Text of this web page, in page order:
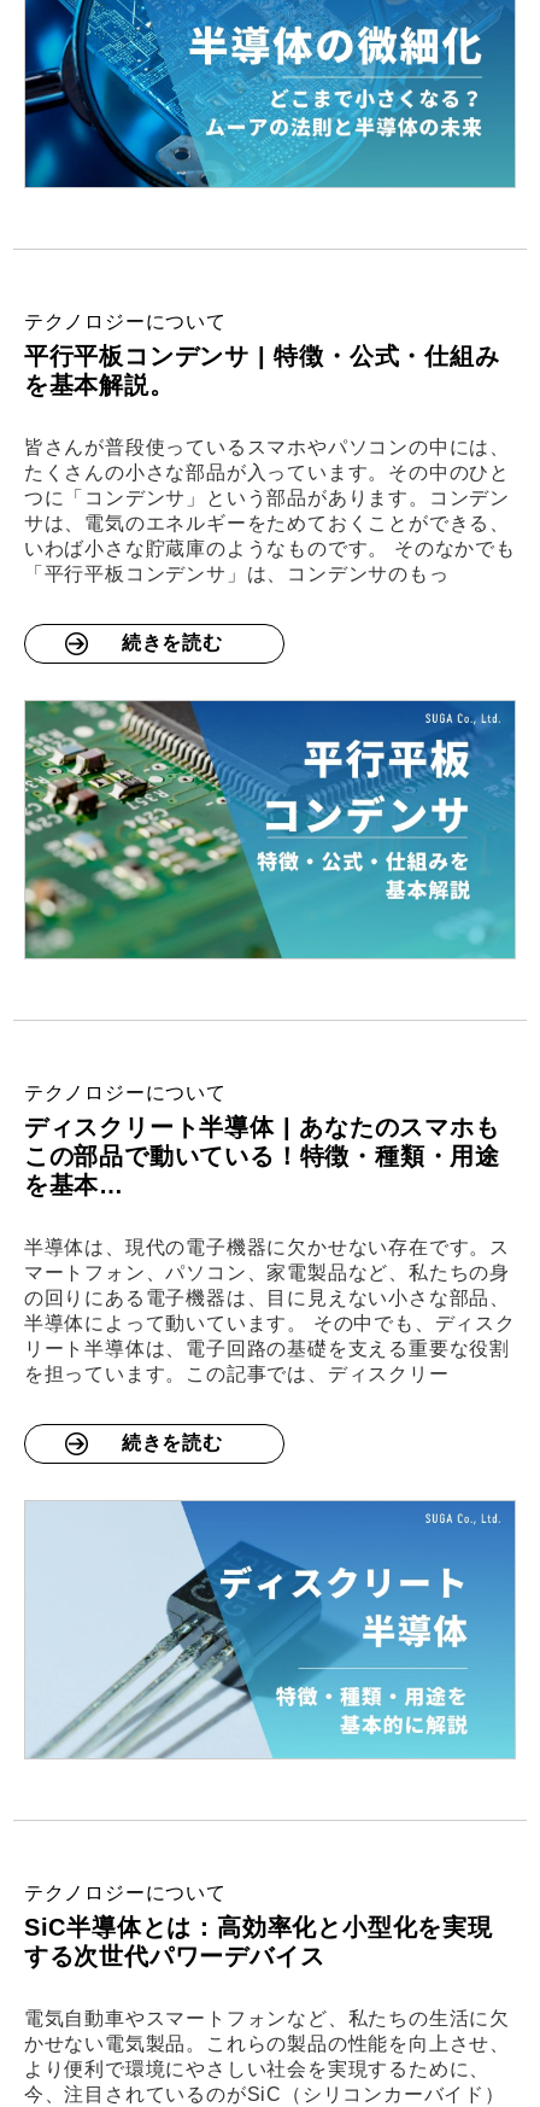
テクノロジーについて
平行平板コンデンサ | 特徴・公式・仕組み
を基本解説。
皆さんが普段使っているスマホやパソコンの中には、
たくさんの小さな部品が入っています。その中のひと
つに「コンデンサ」という部品があります。コンデン
サは、電気のエネルギーをためておくことができる、
いわば小さな貯蔵庫のようなものです。 そのなかでも
「平行平板コンデンサ」は、コンデンサのもっ
続きを読む
テクノロジーについて
ディスクリート半導体 | あなたのスマホも
この部品で動いている！特徴・種類・用途
を基本…
半導体は、現代の電子機器に欠かせない存在です。ス
マートフォン、パソコン、家電製品など、私たちの身
の回りにある電子機器は、目に見えない小さな部品、
半導体によって動いています。 その中でも、ディスク
リート半導体は、電子回路の基礎を支える重要な役割
を担っています。この記事では、ディスクリー
続きを読む
テクノロジーについて
SiC半導体とは：高効率化と小型化を実現
する次世代パワーデバイス
電気自動車やスマートフォンなど、私たちの生活に欠
かせない電気製品。これらの製品の性能を向上させ、
より便利で環境にやさしい社会を実現するために、
今、注目されているのがSiC（シリコンカーバイド）